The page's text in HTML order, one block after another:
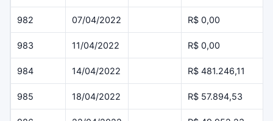
982 07/04/2022 R$ 0,00
983 11/04/2022 R$ 0,00
984 14/04/2022 R$ 481.246,11
985 18/04/2022 R$ 57.894,53